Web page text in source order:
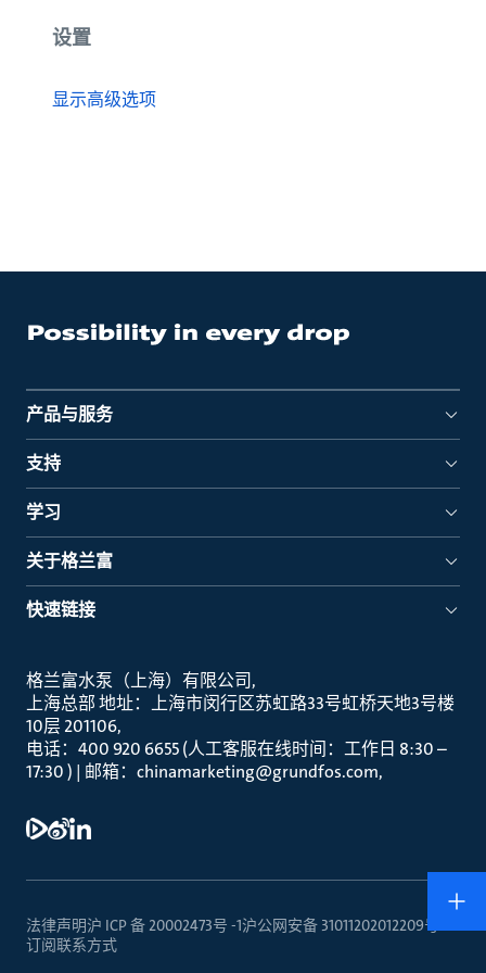
设置
显示高级选项
产品与服务
支持
学习
关于格兰富
快速链接
格兰富水泵（上海）有限公司
上海总部 地址：上海市闵行区苏虹路33号虹桥天地3号楼
10层 201106
电话：400 920 6655 (人工客服在线时间：工作日 8:30 –
17:30 ) | 邮箱：chinamarketing@grundfos.com
法律声明沪 ICP 备 20002473号 -1沪公网安备 31011202012209号
订阅联系方式